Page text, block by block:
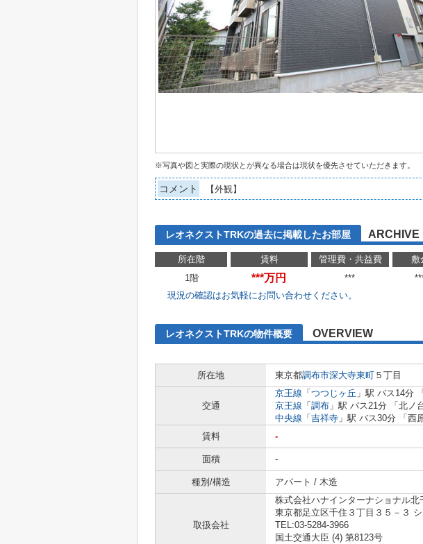
※写真や図と実際の現状とが異なる場合は現状を優先させていただきます。
コメント 【外観】
レオネクストTRKの過去に掲載したお部屋 ARCHIVE
所在階 賃料 管理費・共益費 敷
1階
***万円 ***
現況の確認はお気軽にお問い合わせください。
レオネクストTRKの物件概要 OVERVIEW
所在地
東京都調布市深大寺東町 ５丁目
交通
京王線 「 つつじヶ丘 」駅 バス14分
京王線 「 調布 」駅 バス21分 「北ノ
中央線 「 吉祥寺 」駅 バス30分 「西
賃料
-
面積 -
種別/構造 アパート / 木造
取扱会社
株式会社ハナインターナショナル北
東京都足立区千住３丁目３５－３
TEL:03-5284-3966
国土交通大臣 (4) 第8123号